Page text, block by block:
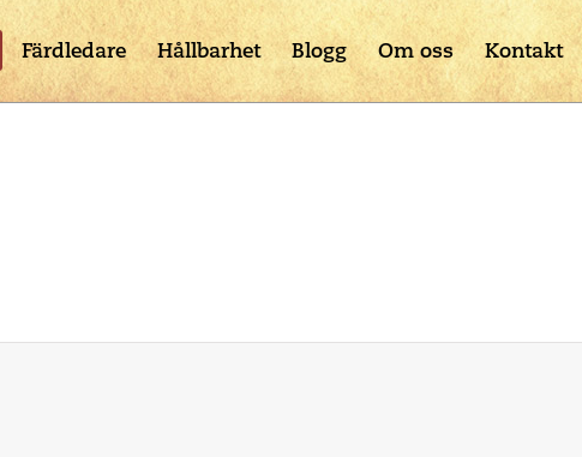
Färdledare Hållbarhet Blogg Om oss Kontakt